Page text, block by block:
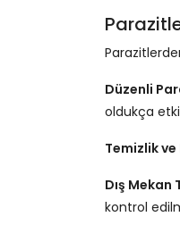
Düzenli
oldukça
Temizlik ve
Dış
kontrol